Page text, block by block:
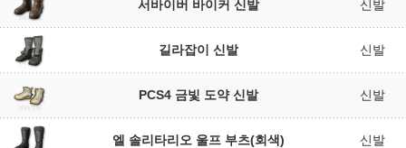
서바이버 바이커 신발 신발
길라잡이 신발 신발
PCS4 금빛 도약 신발 신발
엘 솔리타리오 울프 부츠(회색) 신발